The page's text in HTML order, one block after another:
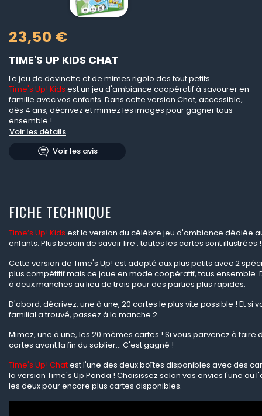
23,50 €
TIME'S UP KIDS CHAT
Le jeu de devinette et de mimes rigolo des tout petits...
Time's Up! Kids est un jeu d'ambiance coopératif à savourer en
famille avec vos enfants. Dans cette version Chat, accessible,
dès 4 ans, décrivez et mimez les images pour gagner tous
ensemble !
Voir les détails
Voir les avis
FICHE TECHNIQUE
Time’s Up! Kids est la version du célèbre jeu d'ambiance dédiée
enfants. Plus besoin de savoir lire : toutes les cartes sont illustrées !
Cette version de Time's Up! est adapté aux plus petits avec 2
plus compétitif mais ce joue en mode coopératif, tous ensemble.
à deux manches au lieu de trois pour des parties plus rapides.
D'abord, décrivez, une à une, 20 cartes le plus vite possible ! Et si
familial a trouvé, passez à la manche 2.
Mimez, une à une, les 20 mêmes cartes ! Si vous parvenez à faire
cartes avant la fin du sablier... C'est gagné !
Time's Up! Chatest l'une des deux boîtes disponibles avec des
la version Time's Up Panda ! Choisissez selon vos envies l'une ou
les deux pour encore plus cartes disponibles.